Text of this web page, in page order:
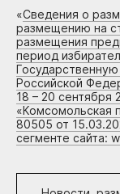
«Сведения о
размещению на
размещения
период
Российской
18 – 20 сентября
«Комсомольская
80505 от
сегменте сайта: